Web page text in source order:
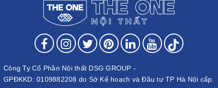
Công Ty Cổ Phần Nội thất DSG GROUP -
GPĐKKD: 0109882208 do Sở Kế hoạch và Đầu tư TP Hà Nội cấp.